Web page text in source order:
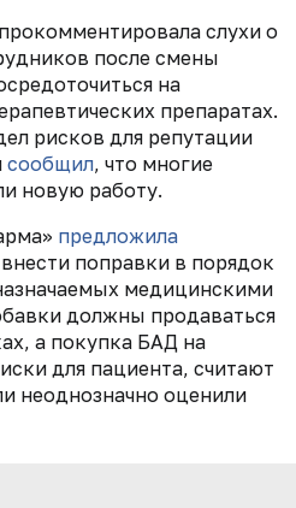
слухи о
после смены
на
препаратах.
рисков для репутации
сообщил, что многие
новую работу.
предложила
поправки в порядок
медицинскими
должны продаваться
а покупка БАД на
для пациента, считают
неоднозначно оценили